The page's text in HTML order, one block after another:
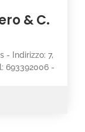
& C.
- Indirizzo: 7,
693392006 -